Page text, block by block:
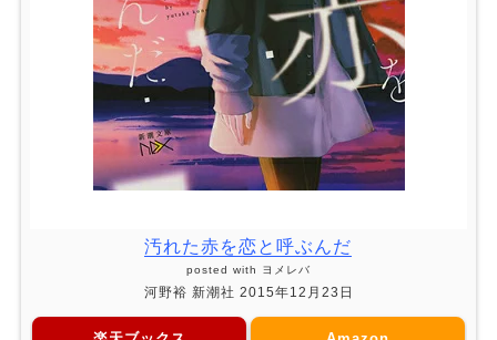
汚れた赤を恋と呼ぶんだ
posted with ヨメレバ
河野裕 新潮社 2015年12月23日